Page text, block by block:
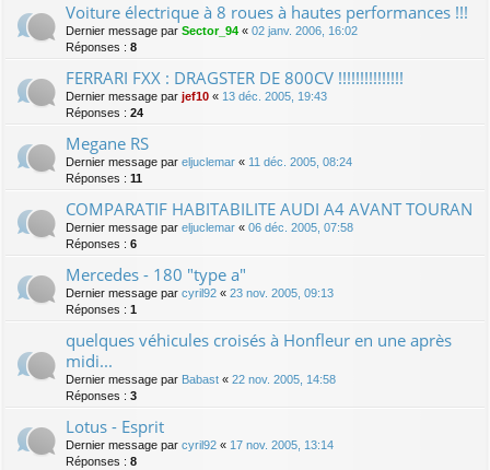
Voiture électrique à 8 roues à hautes performances !!!
Dernier message par Sector_94 « 02 janv. 2006, 16:02
Réponses : 8
FERRARI FXX : DRAGSTER DE 800CV !!!!!!!!!!!!!!!
Dernier message par jef10 « 13 déc. 2005, 19:43
Réponses : 24
Megane RS
Dernier message par eljuclemar « 11 déc. 2005, 08:24
Réponses : 11
COMPARATIF HABITABILITE AUDI A4 AVANT TOURAN
Dernier message par eljuclemar « 06 déc. 2005, 07:58
Réponses : 6
Mercedes - 180 "type a"
Dernier message par cyril92 « 23 nov. 2005, 09:13
Réponses : 1
quelques véhicules croisés à Honfleur en une après
midi...
Dernier message par Babast « 22 nov. 2005, 14:58
Réponses : 3
Lotus - Esprit
Dernier message par cyril92 « 17 nov. 2005, 13:14
Réponses : 8